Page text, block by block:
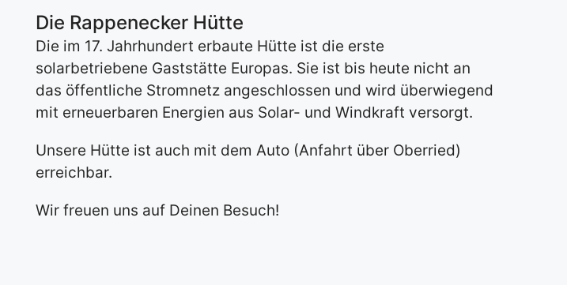
Die Rappenecker Hütte
Die im 17. Jahrhundert erbaute Hütte ist die erste
solarbetriebene Gaststätte Europas. Sie ist bis heute nicht an
das öffentliche Stromnetz angeschlossen und wird überwiegend
mit erneuerbaren Energien aus Solar- und Windkraft versorgt.
Unsere Hütte ist auch mit dem Auto (Anfahrt über Oberried)
erreichbar.
Wir freuen uns auf Deinen Besuch!